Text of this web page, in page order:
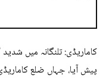
کاماریڈی: تلنگانہ میں
پیش آیا، جہاں ضلع